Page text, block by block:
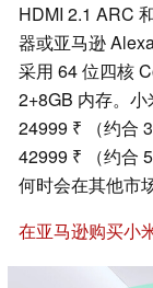
HDMI 2.1 ARC
器或亚马逊
采用 64 位四核
2+8GB 内存。
24999 ₹ （约合
42999 ₹ （约合
何时会在其他市
在亚马逊购买小